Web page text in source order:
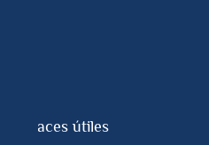
Enlaces útiles